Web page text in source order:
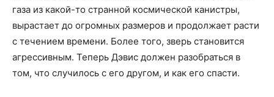
газа из какой-то странной космической канистры,
вырастает до огромных размеров и продолжает расти
с течением времени. Более того, зверь становится
агрессивным. Теперь Дэвис должен разобраться в
том, что случилось с его другом, и как его спасти.